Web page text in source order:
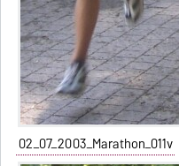
02_07_2003_Marathon_011v